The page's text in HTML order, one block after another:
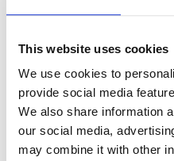
This website uses cookies
We use cookies to
provide social media
We also share information
our social media,
may combine it with other
Smart Metering,
Infrastruktur
Kapazität für
Wertsteigerung